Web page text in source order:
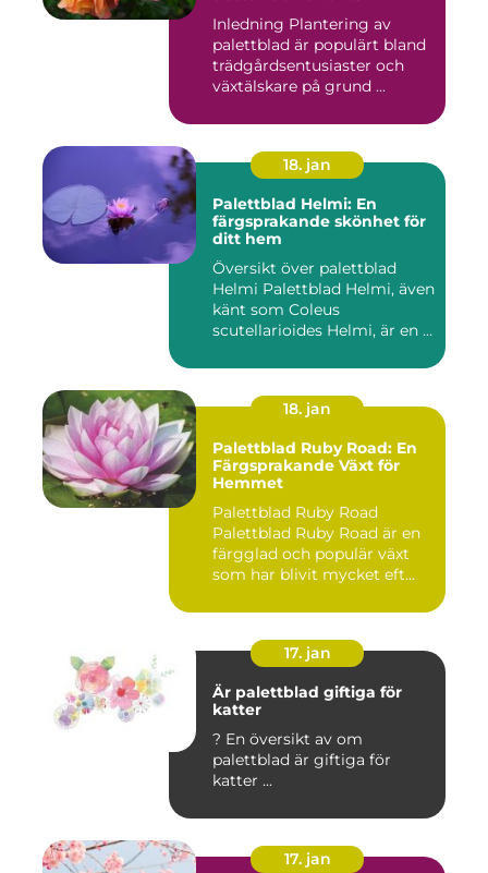
Inledning Plantering av
palettblad är populärt bland
trädgårdsentusiaster och
växtälskare på grund ...
18. jan
Palettblad Helmi: En
färgsprakande skönhet för
ditt hem
Översikt över palettblad
Helmi Palettblad Helmi, även
känt som Coleus
scutellarioides Helmi, är en ...
18. jan
Palettblad Ruby Road: En
Färgsprakande Växt för
Hemmet
Palettblad Ruby Road
Palettblad Ruby Road är en
färgglad och populär växt
som har blivit mycket eft...
17. jan
Är palettblad giftiga för
katter
? En översikt av om
palettblad är giftiga för
katter ...
17. jan